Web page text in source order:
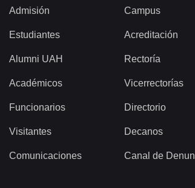
Admisión
Estudiantes
Alumni UAH
Académicos
Funcionarios
Visitantes
Comunicaciones
Campus
Acreditación
Rectoría
Vicerrectorías
Directorio
Decanos
Canal de